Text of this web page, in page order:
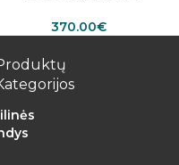
370.00€